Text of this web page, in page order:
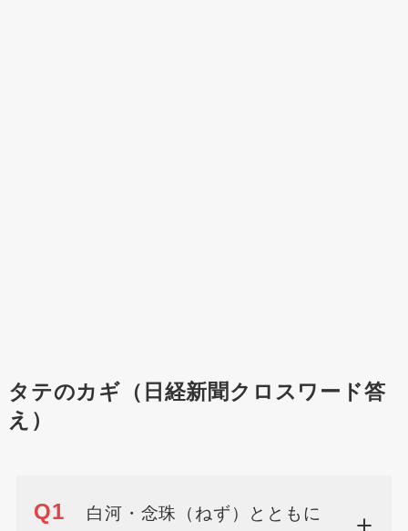
タテのカギ（日経新聞クロスワード答
え）
Q1
白河・念珠（ねず）とともに